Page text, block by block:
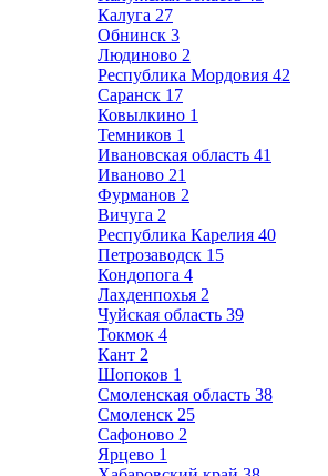
Калуга 27
Обнинск 3
Людиново 2
Республика Мордовия 42
Саранск 17
Ковылкино 1
Темников 1
Ивановская область 41
Иваново 21
Фурманов 2
Вичуга 2
Республика Карелия 40
Петрозаводск 15
Кондопога 4
Лахденпохья 2
Чуйская область 39
Токмок 4
Кант 2
Шопоков 1
Смоленская область 38
Смоленск 25
Сафоново 2
Ярцево 1